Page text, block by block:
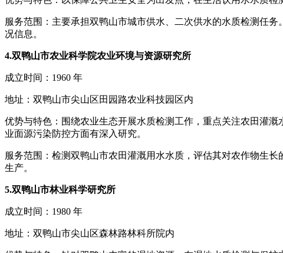
服务范围：主要承担双鸭山市城市供水、二次供水的水质检测任
况信息。
4.双鸭山市农业科学院农业环境与资源研究所
成立时间：1960 年
地址：双鸭山市尖山区田园路农业科技园区内
优势与特色：围绕农业生态开展水质检测工作，重点关注农田灌
业面源污染防控方面有深入研究。
服务范围：检测双鸭山市农田灌溉用水水质，评估其对农作物生
生产。
5.双鸭山市林业科学研究所
成立时间：1980 年
地址：双鸭山市尖山区森林路林科所院内